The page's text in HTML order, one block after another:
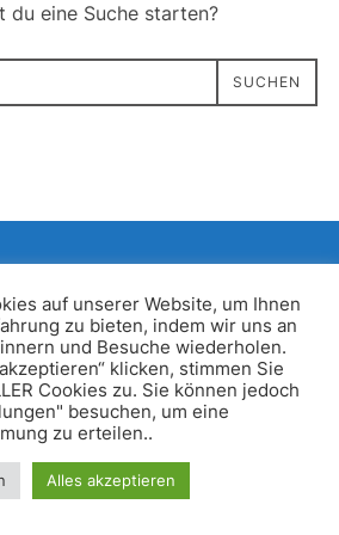
du eine Suche starten?
SUCHEN
Theme von WPZOOM
auf unserer Website, um Ihnen
zu bieten, indem wir uns an
und Besuche wiederholen.
klicken, stimmen Sie
Cookies zu. Sie können jedoch
besuchen, um eine
zu erteilen..
Alles akzeptieren